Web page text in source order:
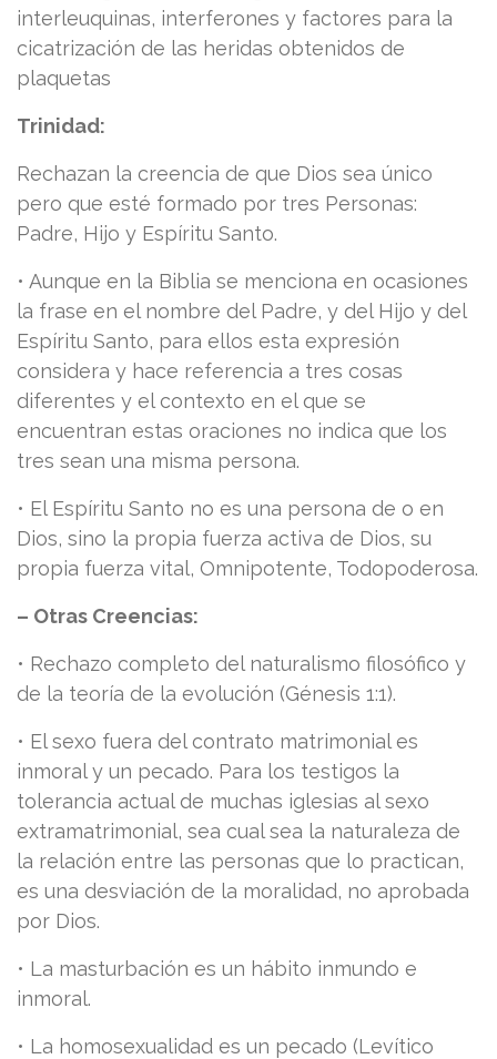
interleuquinas, interferones y factores para la
cicatrización de las heridas obtenidos de
plaquetas
Trinidad:
Rechazan la creencia de que Dios sea único
pero que esté formado por tres Personas:
Padre, Hijo y Espíritu Santo.
• Aunque en la Biblia se menciona en ocasiones
la frase en el nombre del Padre, y del Hijo y del
Espíritu Santo, para ellos esta expresión
considera y hace referencia a tres cosas
diferentes y el contexto en el que se
encuentran estas oraciones no indica que los
tres sean una misma persona.
• El Espíritu Santo no es una persona de o en
Dios, sino la propia fuerza activa de Dios, su
propia fuerza vital, Omnipotente, Todopoderosa.
– Otras Creencias:
• Rechazo completo del naturalismo filosófico y
de la teoría de la evolución (Génesis 1:1).
• El sexo fuera del contrato matrimonial es
inmoral y un pecado. Para los testigos la
tolerancia actual de muchas iglesias al sexo
extramatrimonial, sea cual sea la naturaleza de
la relación entre las personas que lo practican,
es una desviación de la moralidad, no aprobada
por Dios.
• La masturbación es un hábito inmundo e
inmoral.
• La homosexualidad es un pecado (Levítico